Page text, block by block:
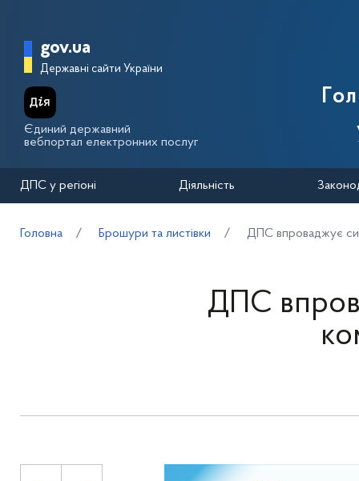
Головна сторінка Державної
gov.ua
Державні сайти України
Єдиний державний
вебпортал електронних послуг
ДПС у регіоні Діяльність
Головна Брошури та листівки ДПС впроваджує
ДПС